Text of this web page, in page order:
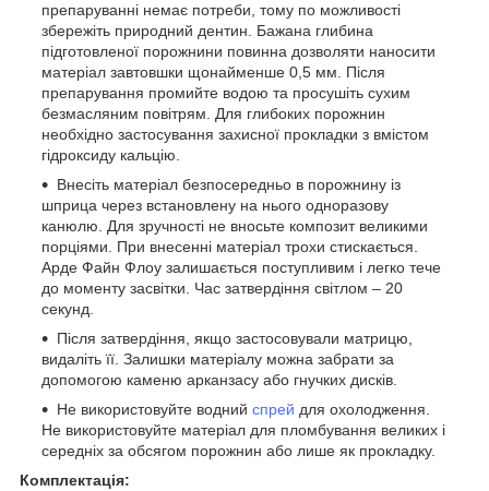
препаруванні немає потреби, тому по можливості
збережіть природний дентин. Бажана глибина
підготовленої порожнини повинна дозволяти наносити
матеріал завтовшки щонайменше 0,5 мм. Після
препарування промийте водою та просушіть сухим
безмасляним повітрям. Для глибоких порожнин
необхідно застосування захисної прокладки з вмістом
гідроксиду кальцію.
Внесіть матеріал безпосередньо в порожнину із
шприца через встановлену на нього одноразову
канюлю. Для зручності не вносьте композит великими
порціями. При внесенні матеріал трохи стискається.
Арде Файн Флоу залишається поступливим і легко тече
до моменту засвітки. Час затвердіння світлом – 20
секунд.
Після затвердіння, якщо застосовували матрицю,
видаліть її. Залишки матеріалу можна забрати за
допомогою каменю арканзасу або гнучких дисків.
Не використовуйте водний спрей для охолодження.
Не використовуйте матеріал для пломбування великих і
середніх за обсягом порожнин або лише як прокладку.
Комплектація: